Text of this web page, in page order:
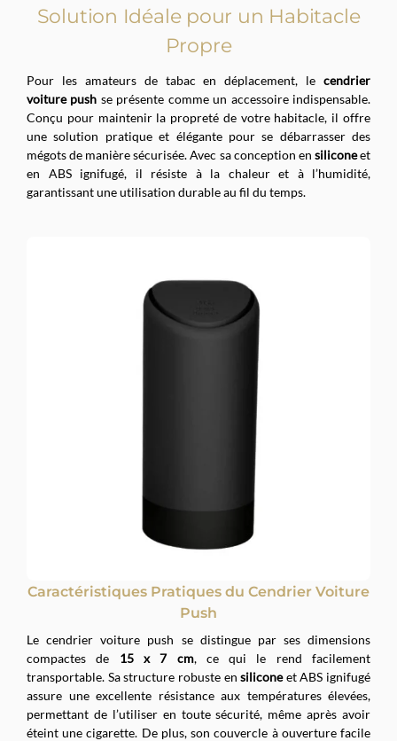
Solution Idéale pour un Habitacle
Propre
Pour les amateurs de tabac en déplacement, le cendrier
voiture push se présente comme un accessoire indispensable.
Conçu pour maintenir la propreté de votre habitacle, il offre
une solution pratique et élégante pour se débarrasser des
mégots de manière sécurisée. Avec sa conception en siliconeet
en ABS ignifugé, il résiste à la chaleur et à l’humidité,
garantissant une utilisation durable au fil du temps.
Caractéristiques Pratiques du Cendrier Voiture
Push
Le cendrier voiture push se distingue par ses dimensions
compactes de 15 x 7 cm, ce qui le rend facilement
transportable. Sa structure robuste ensiliconeet ABS ignifugé
assure une excellente résistance aux températures élevées,
permettant de l’utiliser en toute sécurité, même après avoir
éteint une cigarette. De plus, son couvercle à ouverture facile